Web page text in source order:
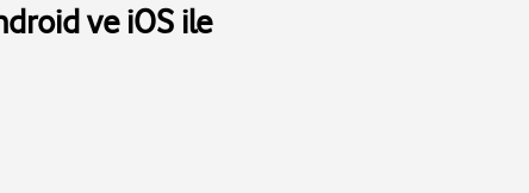
ve iOS ile